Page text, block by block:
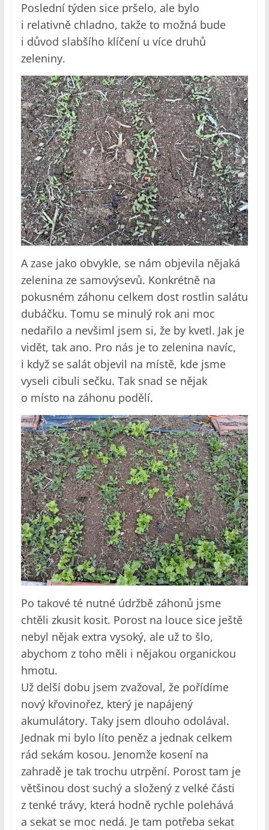
Poslední týden sice pršelo, ale bylo
i relativně chladno, takže to možná bude
i důvod slabšího klíčení u více druhů
zeleniny.
A zase jako obvykle, se nám objevila nějaká
zelenina ze samovýsevů. Konkrétně na
pokusném záhonu celkem dost rostlin salátu
dubáčku. Tomu se minulý rok ani moc
nedařilo a nevšiml jsem si, že by kvetl. Jak je
vidět, tak ano. Pro nás je to zelenina navíc,
i když se salát objevil na místě, kde jsme
vyseli cibuli sečku. Tak snad se nějak
o místo na záhonu podělí.
Po takové té nutné údržbě záhonů jsme
chtěli zkusit kosit. Porost na louce sice ještě
nebyl nějak extra vysoký, ale už to šlo,
abychom z toho měli i nějakou organickou
hmotu.
Už delší dobu jsem zvažoval, že pořídíme
nový křovinořez, který je napájený
akumulátory. Taky jsem dlouho odolával.
Jednak mi bylo líto peněz a jednak celkem
rád sekám kosou. Jenomže kosení na
zahradě je tak trochu utrpění. Porost tam je
většinou dost suchý a složený z velké části
z tenké trávy, která hodně rychle polehává
a sekat se moc nedá. Je tam potřeba sekat